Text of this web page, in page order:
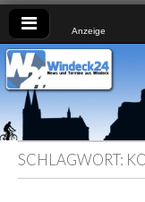
Anzeige
Nachrichten
aus dem
Ländchen
für das
Ländchen
SCHLAGWORT: